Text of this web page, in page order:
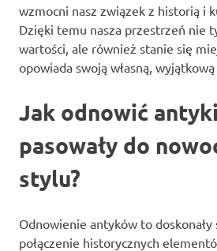
wzmocni nasz związek z historią i
Dzięki temu nasza przestrzeń nie
wartości, ale również stanie się
opowiada swoją własną,
Jak odnowić
pasowały do
stylu?
Odnowienie antyków to doskonały
połączenie historycznych